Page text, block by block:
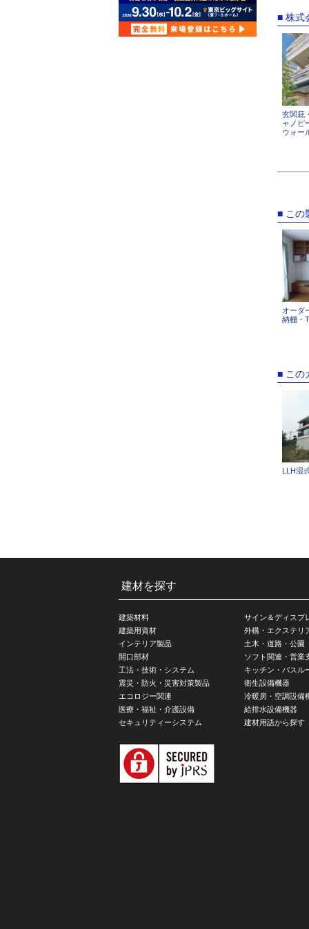
■ 株式
玄関庇
ャノピ
ウォー
■ この
オーダ
納棚・
■ この
LLH湿
建材を探す
建築材料
建築用資材
インテリア製品
開口部材
工法・技術・システム
震災・防火・災害対策製品
エコロジー関連
医療・福祉・介護設備
セキュリティーシステム
サイン＆ディスプ
外構・エクステリ
土木・道路・公園
ソフト関連・営業
キッチン・バスル
衛生設備機器
冷暖房・空調設備
給排水設備機器
建材用語から探す